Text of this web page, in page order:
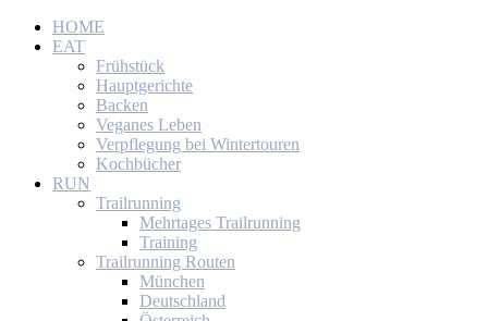
HOME
EAT
Frühstück
Hauptgerichte
Backen
Veganes Leben
Verpflegung bei Wintertouren
Kochbücher
RUN
Trailrunning
Mehrtages Trailrunning
Training
Trailrunning Routen
München
Deutschland